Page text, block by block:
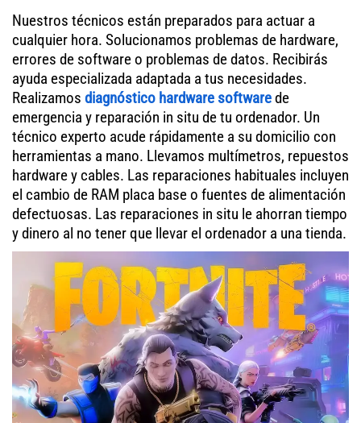
Nuestros técnicos están preparados para actuar a
cualquier hora. Solucionamos problemas de hardware,
errores de software o problemas de datos. Recibirás
ayuda especializada adaptada a tus necesidades.
Realizamos diagnóstico hardware softwarede
emergencia y reparación in situ de tu ordenador. Un
técnico experto acude rápidamente a su domicilio con
herramientas a mano. Llevamos multímetros, repuestos
hardware y cables. Las reparaciones habituales incluyen
el cambio de RAM placa base o fuentes de alimentación
defectuosas. Las reparaciones in situ le ahorran tiempo
y dinero al no tener que llevar el ordenador a una tienda.